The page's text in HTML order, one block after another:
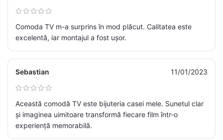
Comoda TV m-a surprins în mod plăcut. Calitatea este
excelentă, iar montajul a fost ușor.
Sebastian 11/01/2023
Această comodă TV este bijuteria casei mele. Sunetul clar
și imaginea uimitoare transformă fiecare film într-o
experiență memorabilă.